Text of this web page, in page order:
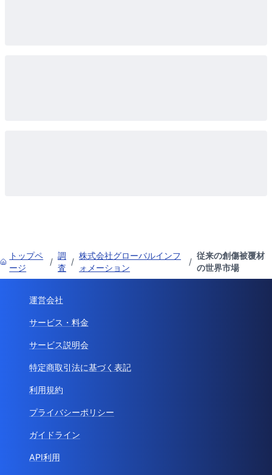
トップペ
ージ
/
調
査
/
株式会社グローバルインフ
ォメーション
/
従来の創傷被覆材
の世界市場
運営会社
サービス・料金
サービス説明会
特定商取引法に基づく表記
利用規約
プライバシーポリシー
ガイドライン
API利用